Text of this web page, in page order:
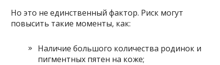
Но это не единственный фактор. Риск могут
повысить такие моменты, как:
Наличие большого количества родинок и
пигментных пятен на коже;